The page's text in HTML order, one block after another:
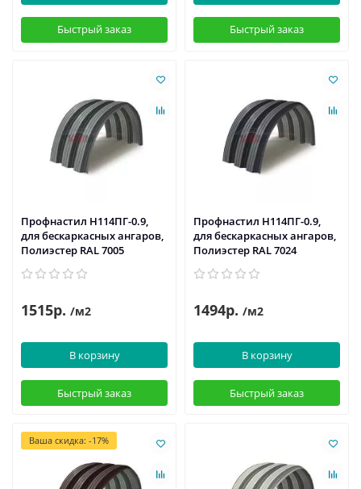
Быстрый заказ Быстрый заказ
Профнастил H114ПГ-0.9,
для бескаркасных ангаров,
Полиэстер RAL 7005
1515р. /м2
В корзину
Быстрый заказ
Профнастил H114ПГ-0.9,
для бескаркасных ангаров,
Полиэстер RAL 7024
1494р. /м2
В корзину
Быстрый заказ
Ваша скидка: -17%